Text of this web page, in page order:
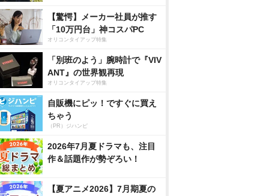
【驚愕】メーカー社員が推す
「10万円台」神コスパPC
オリコンタイアップ特集
「別班のよう」腕時計で『VIV
ANT』の世界観再現
オリコンタイアップ特集
自販機にピッ！ですぐに買え
ちゃう
（PR）ジハンピ
2026年7月夏ドラマも、注目
作＆話題作が勢ぞろい！
【夏アニメ2026】7月期夏の